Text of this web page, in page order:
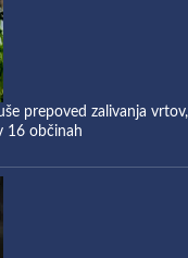
prepoved zalivanja
16 občinah